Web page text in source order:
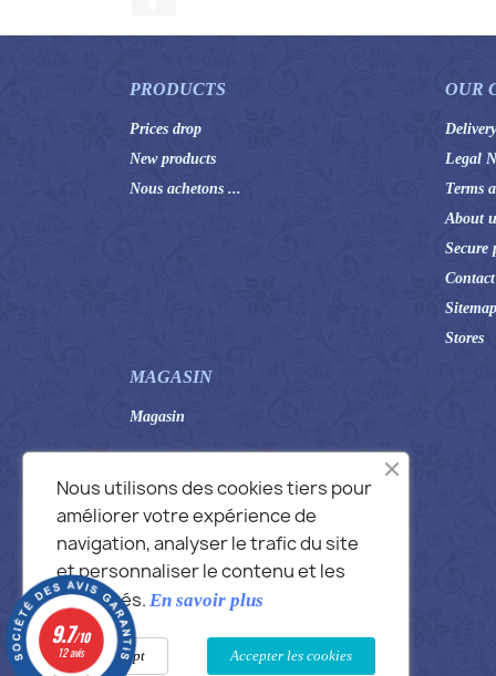
PRODUCTS
Prices drop
New products
Nous achetons ...
OUR
Delivery
Legal
Terms
About
Secure
Sitemap
Stores
MAGASIN
Magasin
Nous utilisons des cookies tiers pour
améliorer votre expérience de
navigation, analyser le trafic du site
et personnaliser le contenu et les
publicités. En savoir plus
Accepter les cookies
Not accept
9.7/10
12 avis